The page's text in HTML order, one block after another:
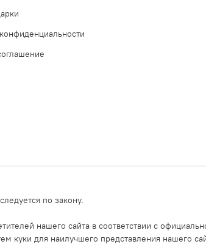
по закону.
нашего сайта в соответствии с
куки для наилучшего представления нашего